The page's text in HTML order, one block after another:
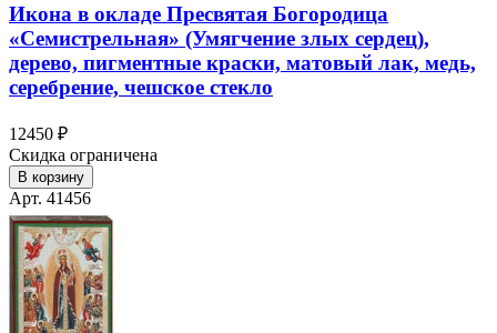
Икона в окладе Пресвятая Богородица
«Семистрельная» (Умягчение злых сердец),
дерево, пигментные краски, матовый лак, медь,
серебрение, чешское стекло
12450 ₽
Скидка ограничена
В корзину
Арт. 41456